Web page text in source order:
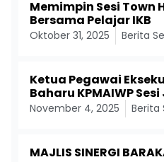
Memimpin Sesi Town
Bersama Pelajar IKB
Oktober 31, 2025 Berita
Ketua Pegawai
Baharu KPMAIWP Sesi
November 4, 2025 Berita
MAJLIS SINERGI